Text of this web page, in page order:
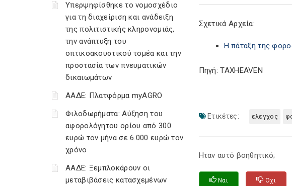
Υπερψηφίσθηκε το νομοσχέδιο
για τη διαχείριση και ανάδειξη
της πολιτιστικής κληρονομιάς,
την ανάπτυξη του
οπτικοακουστικού τομέα και την
προστασία των πνευματικών
δικαιωμάτων
ΑΑΔΕ: Πλατφόρμα myAGRO
Φιλοδωρήματα: Αύξηση του
αφορολόγητου ορίου από 300
ευρώ τον μήνα σε 6.000 ευρώ τον
χρόνο
ΑΑΔΕ: Ξεμπλοκάρουν οι
μεταβιβάσεις κατασχεμένων
Σχετικά Αρχεία:
Η πάταξη της
Πηγή: TAXHEAVEN
Ετικέτες: ελεγχος
Ηταν αυτό βοηθητικό;
Ναι Οχι